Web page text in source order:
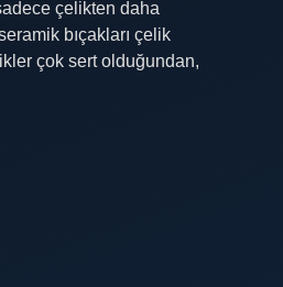
çelikten daha
bıçakları çelik
çok sert olduğundan,